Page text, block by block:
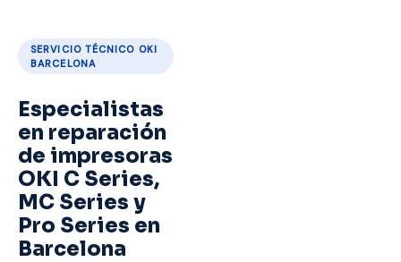
SERVICIO TÉCNICO OKI
BARCELONA
Especialistas
en reparación
de impresoras
OKI C Series,
MC Series y
Pro Series en
Barcelona